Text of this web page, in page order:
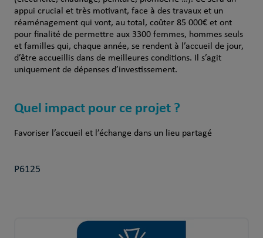
appui crucial et très motivant, face à des travaux et un
réaménagement qui vont, au total, coûter 85 000€ et ont
pour finalité de permettre aux 3300 femmes, hommes seuls
et familles qui, chaque année, se rendent à l’accueil de jour,
d’être accueillis dans de meilleures conditions. Il s’agit
uniquement de dépenses d’investissement.
Quel impact pour ce projet ?
Favoriser l’accueil et l’échange dans un lieu partagé
P6125